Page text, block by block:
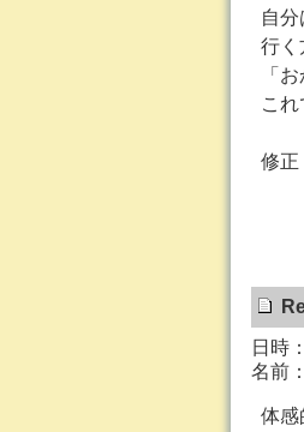
自
行く
「
こ
修
日時
名前
体感